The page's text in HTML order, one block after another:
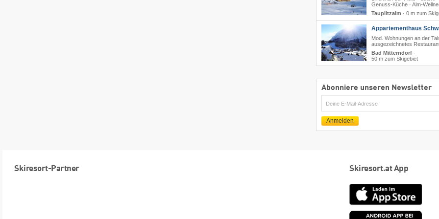
Genuss-Küche · Alm-
Tauplitzalm · 0 m zum
Appartementhaus
Mod. Wohnungen an der
ausgezeichnetes
Bad Mitterndorf·
50 m zum Skigebiet
Abonniere unseren Newsletter
E-
Mail
Anmelden
Skiresort-Partner Skiresort.at App
App
Store